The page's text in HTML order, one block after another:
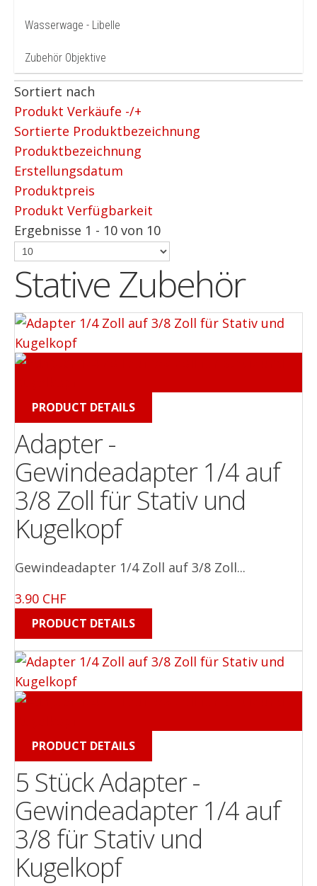
Wasserwage - Libelle
Zubehör Objektive
Sortiert nach
Produkt Verkäufe -/+
Sortierte Produktbezeichnung
Produktbezeichnung
Erstellungsdatum
Produktpreis
Produkt Verfügbarkeit
Ergebnisse 1 - 10 von 10
Stative Zubehör
PRODUCT DETAILS
Adapter -
Gewindeadapter 1/4 auf
3/8 Zoll für Stativ und
Kugelkopf
Gewindeadapter 1/4 Zoll auf 3/8 Zoll...
3.90 CHF
PRODUCT DETAILS
PRODUCT DETAILS
5 Stück Adapter -
Gewindeadapter 1/4 auf
3/8 für Stativ und
Kugelkopf